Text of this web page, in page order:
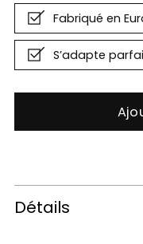
Fabriqué en
S’adapte
un
produit
à
Détails